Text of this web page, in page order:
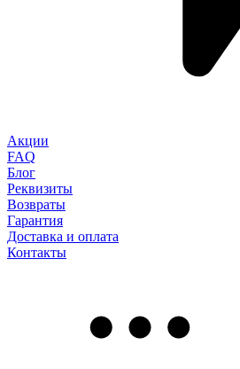
Акции
FAQ
Блог
Реквизиты
Возвраты
Гарантия
Доставка и оплата
Контакты